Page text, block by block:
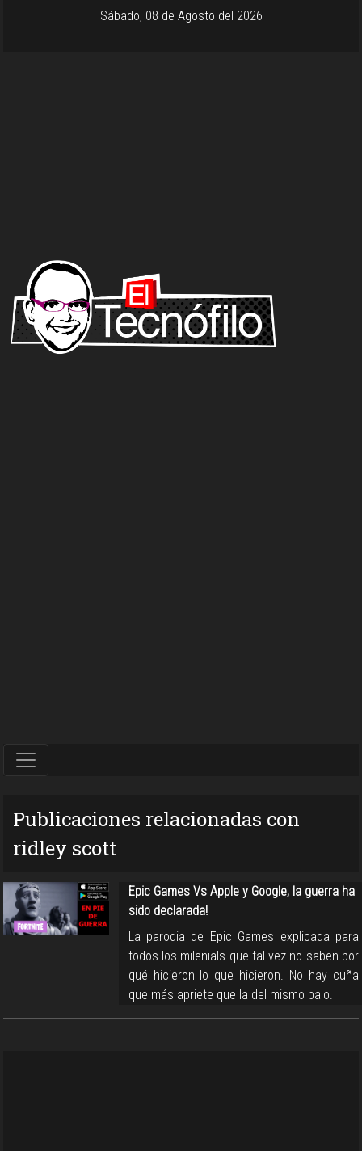
Sábado, 08 de Agosto del 2026
Publicaciones relacionadas con
ridley scott
Epic Games Vs Apple y Google, la guerra ha
sido declarada!
La parodia de Epic Games explicada para
todos los milenials que tal vez no saben por
qué hicieron lo que hicieron. No hay cuña
que más apriete que la del mismo palo.